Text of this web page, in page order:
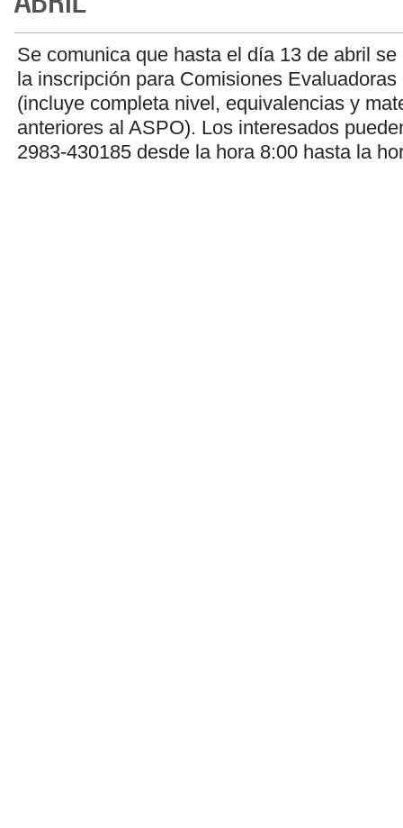
Se comunica que hasta el día 13 de abril
la inscripción para Comisiones
(incluye completa nivel, equivalencias y
anteriores al ASPO). Los interesados
2983-430185 desde la hora 8:00 hasta la